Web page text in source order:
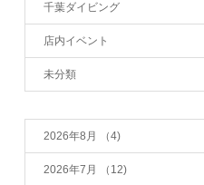
千葉ダイビング
店内イベント
未分類
2026年8月 （4)
2026年7月 （12)